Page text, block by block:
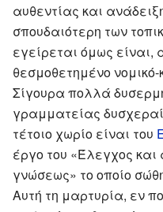
αυθεντίας και
σπουδαιότερη των
εγείρεται όμως είναι,
θεσμοθετημένο νομικό-
Σίγουρα πολλά
γραμματείας
τέτοιο χωρίο είναι του
έργο του «Έλεγχος
γνώσεως» το οποίο
Αυτή τη μαρτυρία, εν